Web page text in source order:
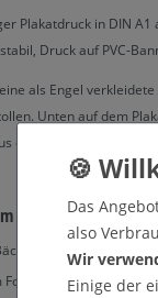
Plakatdruck in DIN
Druck auf PVC-
als Engel
Unten auf dem
eigener Herstellung"
Überblick:
/ Konditorei"
Format DIN A1 (594 x
Das
also
Wir
Einige der